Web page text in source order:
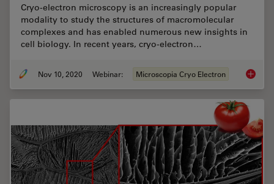
Cryo-electron microscopy is an increasingly popular
modality to study the structures of macromolecular
complexes and has enabled numerous new insights in
cell biology. In recent years, cryo-electron…
Nov 10, 2020 Webinar: Microscopia Cryo Electron